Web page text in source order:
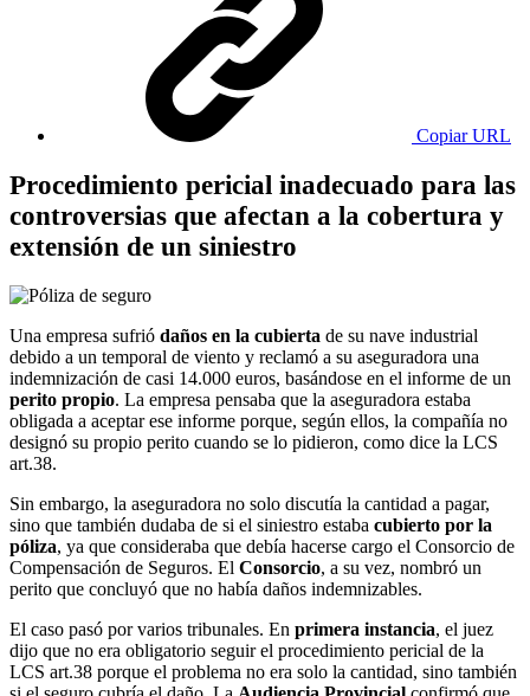
Copiar URL
Procedimiento pericial inadecuado para las
controversias que afectan a la cobertura y
extensión de un siniestro
Una empresa sufrió daños en la cubierta de su nave industrial
debido a un temporal de viento y reclamó a su aseguradora una
indemnización de casi 14.000 euros, basándose en el informe de un
perito propio. La empresa pensaba que la aseguradora estaba
obligada a aceptar ese informe porque, según ellos, la compañía no
designó su propio perito cuando se lo pidieron, como dice la LCS
art.38.
Sin embargo, la aseguradora no solo discutía la cantidad a pagar,
sino que también dudaba de si el siniestro estaba cubierto por la
póliza, ya que consideraba que debía hacerse cargo el Consorcio de
Compensación de Seguros. El Consorcio, a su vez, nombró un
perito que concluyó que no había daños indemnizables.
El caso pasó por varios tribunales. En primera instancia, el juez
dijo que no era obligatorio seguir el procedimiento pericial de la
LCS art.38 porque el problema no era solo la cantidad, sino también